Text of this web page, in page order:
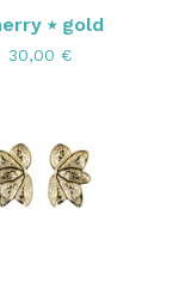
⭑ gold
30,00 €